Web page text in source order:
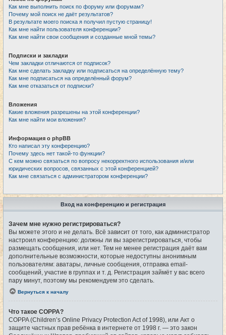
Как мне выполнить поиск по форуму или форумам?
Почему мой поиск не даёт результатов?
В результате моего поиска я получил пустую страницу!
Как мне найти пользователя конференции?
Как мне найти свои сообщения и созданные мной темы?
Подписки и закладки
Чем закладки отличаются от подписок?
Как мне сделать закладку или подписаться на определённую тему?
Как мне подписаться на определённый форум?
Как мне отказаться от подписки?
Вложения
Какие вложения разрешены на этой конференции?
Как мне найти мои вложения?
Информация о phpBB
Кто написал эту конференцию?
Почему здесь нет такой-то функции?
С кем можно связаться по вопросу некорректного использования и/или
юридических вопросов, связанных с этой конференцией?
Как мне связаться с администратором конференции?
Вход на конференцию и регистрация
Зачем мне нужно регистрироваться?
Вы можете этого и не делать. Всё зависит от того, как администратор
настроил конференцию: должны ли вы зарегистрироваться, чтобы
размещать сообщения, или нет. Тем не менее регистрация даёт вам
дополнительные возможности, которые недоступны анонимным
пользователям: аватары, личные сообщения, отправка email-
сообщений, участие в группах и т. д. Регистрация займёт у вас всего
пару минут, поэтому мы рекомендуем это сделать.
Вернуться к началу
Что такое COPPA?
COPPA (Children’s Online Privacy Protection Act of 1998), или Акт о
защите частных прав ребёнка в интернете от 1998 г. — это закон